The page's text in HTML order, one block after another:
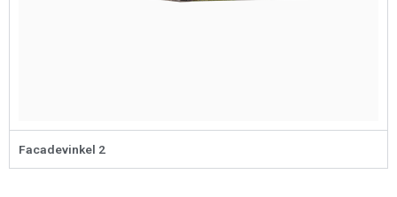
Facadevinkel 2